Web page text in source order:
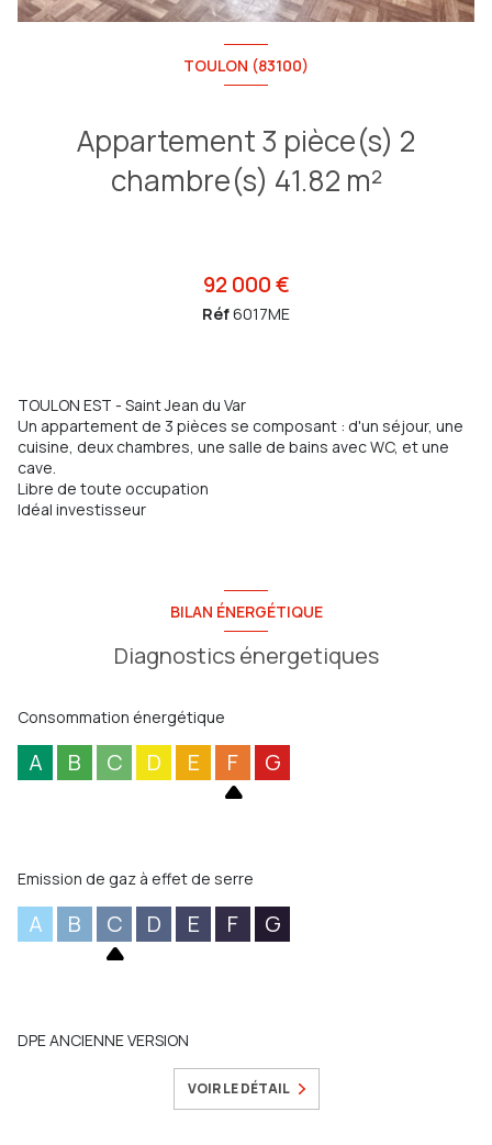
TOULON (83100)
Appartement 3 pièce(s) 2
chambre(s) 41.82 m²
92 000 €
Réf6017ME
TOULON EST - Saint Jean du Var
Un appartement de 3 pièces se composant : d'un séjour, une
cuisine, deux chambres, une salle de bains avec WC, et une
cave.
Libre de toute occupation
Idéal investisseur
BILAN ÉNERGÉTIQUE
Diagnostics énergetiques
Consommation énergétique
A B C D E F G
Emission de gaz à effet de serre
A B C D E F G
DPE ANCIENNE VERSION
VOIR LE DÉTAIL